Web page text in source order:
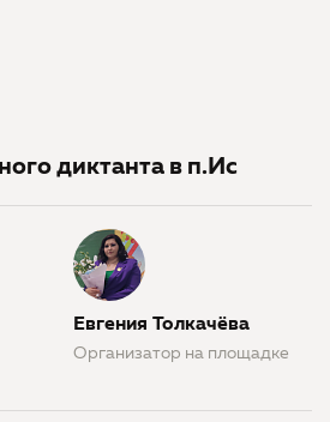
диктанта в п.Ис
Евгения Толкачёва
Организатор на площадке